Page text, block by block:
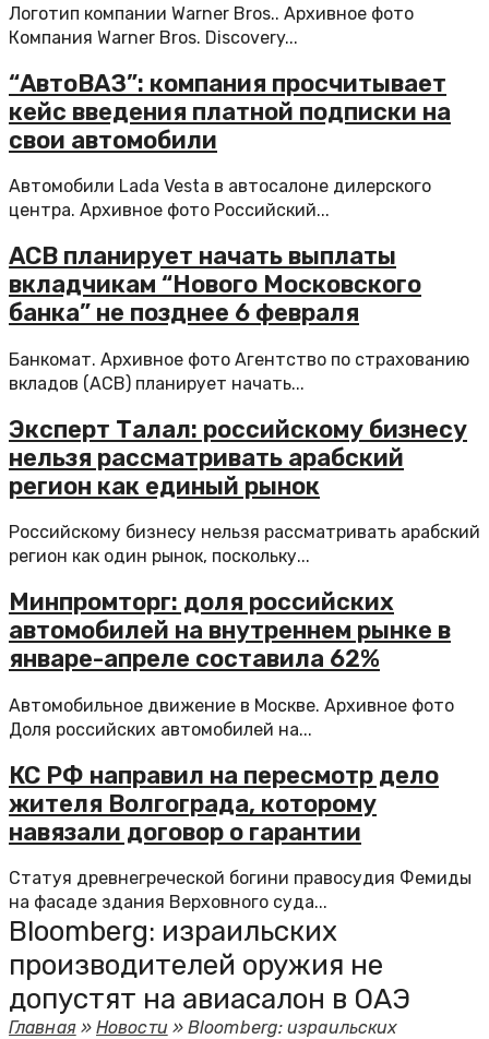
Логотип компании Warner Bros.. Архивное фото
Компания Warner Bros. Discovery...
“АвтоВАЗ”: компания просчитывает
кейс введения платной подписки на
свои автомобили
Автомобили Lada Vesta в автосалоне дилерского
центра. Архивное фото Российский...
АСВ планирует начать выплаты
вкладчикам “Нового Московского
банка” не позднее 6 февраля
Банкомат. Архивное фото Агентство по страхованию
вкладов (АСВ) планирует начать...
Эксперт Талал: российскому бизнесу
нельзя рассматривать арабский
регион как единый рынок
Российскому бизнесу нельзя рассматривать арабский
регион как один рынок, поскольку...
Минпромторг: доля российских
автомобилей на внутреннем рынке в
январе-апреле составила 62%
Автомобильное движение в Москве. Архивное фото
Доля российских автомобилей на...
КС РФ направил на пересмотр дело
жителя Волгограда, которому
навязали договор о гарантии
Статуя древнегреческой богини правосудия Фемиды
на фасаде здания Верховного суда...
Bloomberg: израильских
производителей оружия не
допустят на авиасалон в ОАЭ
Главная»Новости »Bloomberg: израильских